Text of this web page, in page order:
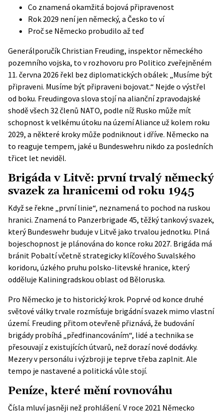
Co znamená okamžitá bojová připravenost
Rok 2029 není jen německý, a Česko to ví
Proč se Německo probudilo až teď
Generálporučík Christian Freuding, inspektor německého
pozemního vojska, to v rozhovoru pro Politico zveřejněném
11. června 2026 řekl bez diplomatických obálek: „Musíme být
připraveni. Musíme být připraveni bojovat.“ Nejde o výstřel
od boku. Freudingova slova stojí na alianční zpravodajské
shodě všech 32 členů NATO, podle níž Rusko může mít
schopnost k velkému útoku na území Aliance už kolem roku
2029, a některé kroky může podniknout i dříve. Německo na
to reaguje tempem, jaké u Bundeswehru nikdo za posledních
třicet let neviděl.
Brigáda v Litvě: první trvalý německý
svazek za hranicemi od roku 1945
Když se řekne „první linie“, neznamená to pochod na ruskou
hranici. Znamená to Panzerbrigade 45, těžký tankový svazek,
který Bundeswehr buduje v Litvě jako trvalou jednotku. Plná
bojeschopnost je plánována do konce roku 2027. Brigáda má
bránit Pobaltí včetně strategicky klíčového Suvalského
koridoru, úzkého pruhu polsko-litevské hranice, který
odděluje Kaliningradskou oblast od Běloruska.
Pro Německo je to historický krok. Poprvé od konce druhé
světové války trvale rozmísťuje brigádní svazek mimo vlastní
území. Freuding přitom otevřeně přiznává, že budování
brigády probíhá „předfinancováním“, lidé a technika se
přesouvají z existujících útvarů, než dorazí nové dodávky.
Mezery v personálu i výzbroji je teprve třeba zaplnit. Ale
tempo je nastavené a politická vůle stojí.
Peníze, které mění rovnováhu
Čísla mluví jasněji než prohlášení. V roce 2021 Německo